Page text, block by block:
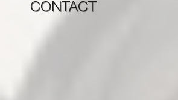
CONTACT